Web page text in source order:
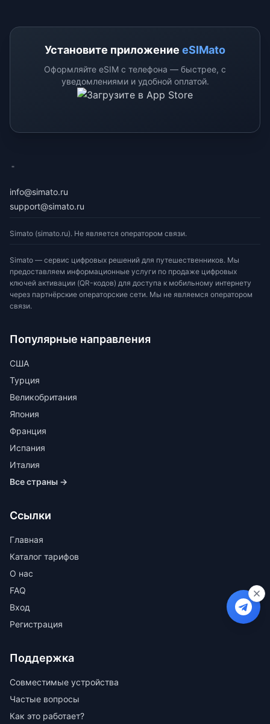
Установите приложение eSIMato
Оформляйте eSIM с телефона — быстрее, с
уведомлениями и удобной оплатой.
info@simato.ru
support@simato.ru
Simato (simato.ru). Не является оператором связи.
Simato — сервис цифровых решений для путешественников. Мы
предоставляем информационные услуги по продаже цифровых
ключей активации (QR-кодов) для доступа к мобильному интернету
через партнёрские операторские сети. Мы не являемся оператором
связи.
Популярные направления
США
Турция
Великобритания
Япония
Франция
Испания
Италия
Все страны →
Ссылки
Главная
Каталог тарифов
О нас
FAQ
Вход
Регистрация
Поддержка
Совместимые устройства
Частые вопросы
Как это работает?